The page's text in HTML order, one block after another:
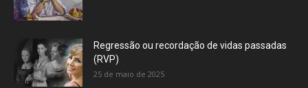
Regressão ou recordação de vidas passadas
(RVP)
25 de maio de 2025